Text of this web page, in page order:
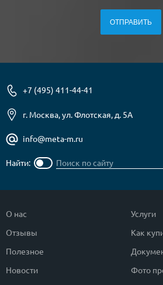
+7 (495) 411-44-41
г. Москва, ул. Флотская, д. 5А
info@meta-m.ru
Найти:
О нас
Отзывы
Полезное
Новости
Услуги
Как
Фото